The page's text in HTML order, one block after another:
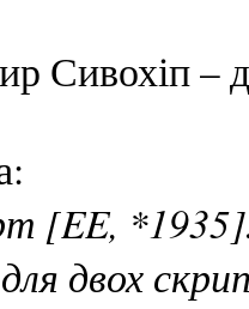
Сивохіп –
[EE, *1935].
двох